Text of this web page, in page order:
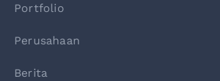
Portfolio
Perusahaan
Berita